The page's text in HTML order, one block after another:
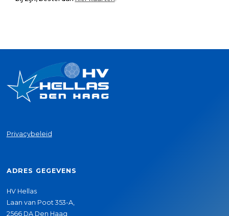
Privacybeleid
ADRES GEGEVENS
HV Hellas
Laan van Poot 353-A,
2566 DA Den Haag